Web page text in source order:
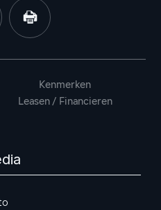
Kenmerken
Leasen / Financieren